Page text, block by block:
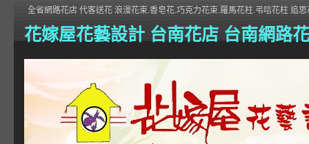
花嫁屋花藝設計 台南花店 台南網路
全省網路花店 代客送花 浪漫花束.香皂花.巧克力花束.羅馬花柱.弔唁花柱 追